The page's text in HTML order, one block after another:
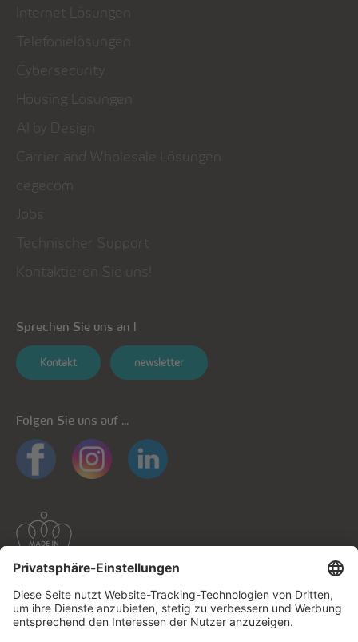
Internet Lösungen
Telefonielösungen
Cybersecurity
Housing Lösungen
AI by Design
Carrier and Wholesale Lösungen
cegecom
Jobs
Technischer Support
Kontaktieren Sie uns!
Sprechen Sie uns an !
Kontakt newsletter
Folgen Sie uns auf ...
Allgemeine Informationen
Datenschutz